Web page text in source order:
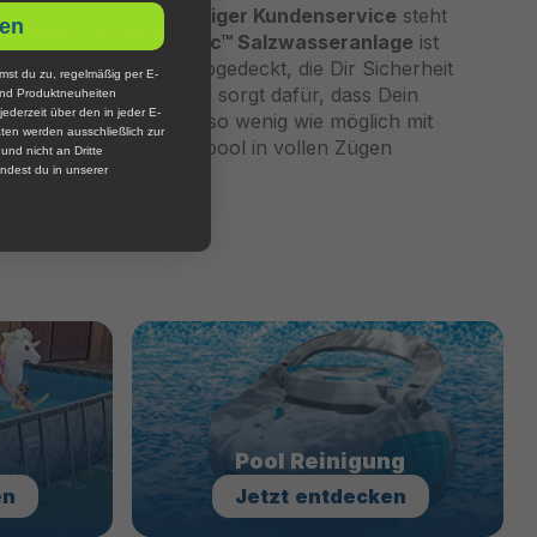
Deutschland ansässiger Kundenservice steht
Die
Hydrogenic™ Salzwasseranlage ist
Herstellergarantie
abgedeckt, die Dir Sicherheit
Unser Kundenservice sorgt dafür, dass Dein
wird, damit Du so wenig wie möglich mit
und Deinen Whirlpool in vollen Zügen
Pool Reinigung
Jetzt entdecken
du zu, regelmäßig per E-
Produktneuheiten
über den in jeder E-
werden ausschließlich zur
nicht an Dritte
du in unserer